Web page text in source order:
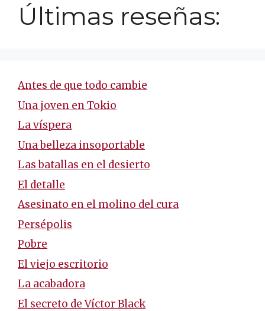
Últimas reseñas:
Antes de que todo cambie
Una joven en Tokio
La víspera
Una belleza insoportable
Las batallas en el desierto
El detalle
Asesinato en el molino del cura
Persépolis
Pobre
El viejo escritorio
La acabadora
El secreto de Víctor Black